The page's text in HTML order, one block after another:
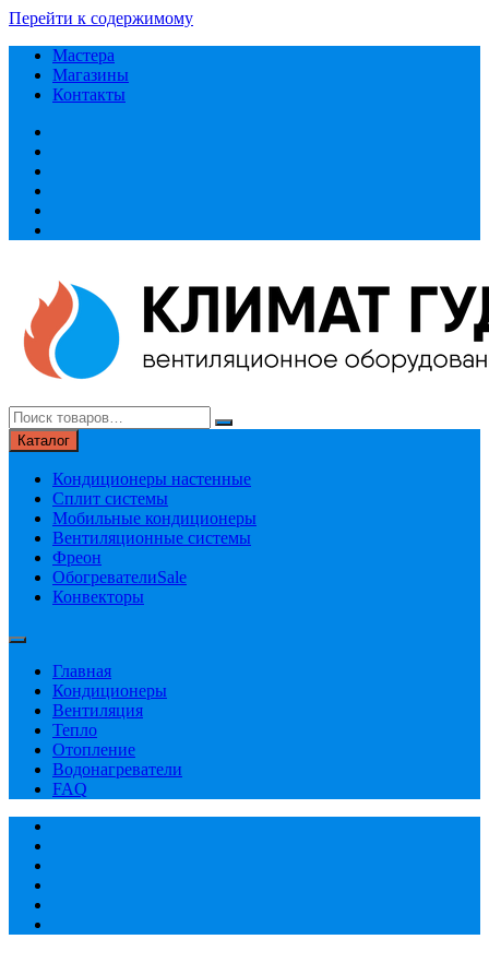
Перейти к содержимому
Мастера
Магазины
Контакты
Каталог
Кондиционеры настенные
Сплит системы
Мобильные кондиционеры
Вентиляционные системы
Фреон
ОбогревателиSale
Конвекторы
Главная
Кондиционеры
Вентиляция
Тепло
Отопление
Водонагреватели
FAQ